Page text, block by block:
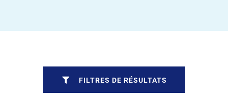
FILTRES DE RÉSULTATS